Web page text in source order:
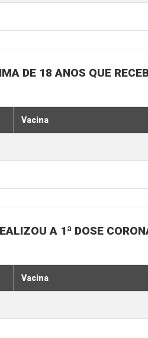
DE 18 ANOS QUE
Vacina
A 1ª DOSE
Vacina